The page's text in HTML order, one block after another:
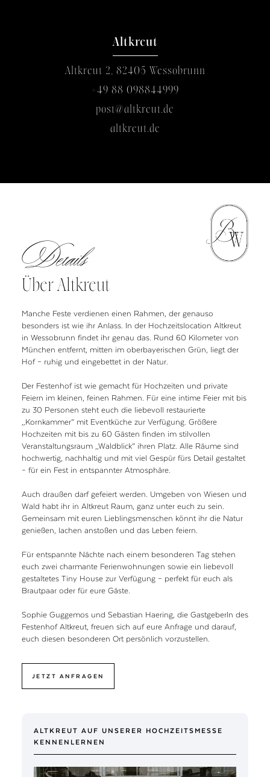
Altkreut
Altkreut 2, 82405 Wessobrunn
+49 88 098844999
post@altkreut.de
altkreut.de
Details
Über Altkreut
Manche Feste verdienen einen Rahmen, der genauso
besonders ist wie ihr Anlass. In der Hochzeitslocation Altkreut
in Wessobrunn findet ihr genau das. Rund 60 Kilometer von
München entfernt, mitten im oberbayerischen Grün, liegt der
Hof – ruhig und eingebettet in der Natur.
Der Festenhof ist wie gemacht für Hochzeiten und private
Feiern im kleinen, feinen Rahmen. Für eine intime Feier mit bis
zu 30 Personen steht euch die liebevoll restaurierte
„Kornkammer“ mit Eventküche zur Verfügung. Größere
Hochzeiten mit bis zu 60 Gästen finden im stilvollen
Veranstaltungsraum „Waldblick“ ihren Platz. Alle Räume sind
hochwertig, nachhaltig und mit viel Gespür fürs Detail gestaltet
– für ein Fest in entspannter Atmosphäre.
Auch draußen darf gefeiert werden. Umgeben von Wiesen und
Wald habt ihr in Altkreut Raum, ganz unter euch zu sein.
Gemeinsam mit euren Lieblingsmenschen könnt ihr die Natur
genießen, lachen anstoßen und das Leben feiern.
Für entspannte Nächte nach einem besonderen Tag stehen
euch zwei charmante Ferienwohnungen sowie ein liebevoll
gestaltetes Tiny House zur Verfügung – perfekt für euch als
Brautpaar oder für eure Gäste.
Sophie Guggemos und Sebastian Haering, die GastgeberIn des
Festenhof Altkreut, freuen sich auf eure Anfrage und darauf,
euch diesen besonderen Ort persönlich vorzustellen.
JETZT ANFRAGEN
ALTKREUT AUF UNSERER HOCHZEITSMESSE
KENNENLERNEN